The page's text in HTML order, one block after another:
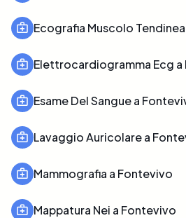
Ecografia Muscolo
Elettrocardiogramma Ecg
Esame Del Sangue a
Lavaggio Auricolare a
Mammografia a Fontevivo
Mappatura Nei a Fontevivo